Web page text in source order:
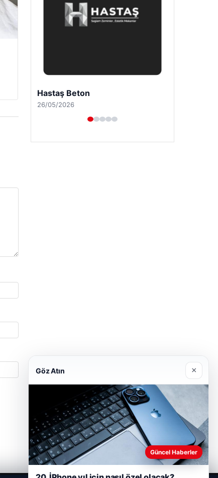
Enes Kaplan Avukatlık Bürosu
28/04/2026
Göz Atın ×
Güncel Haberler